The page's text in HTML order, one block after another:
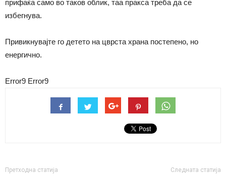
прифаќа само во таков облик, таа пракса треба да се
избегнува.
Привикнувајте го детето на цврста храна постепено, но
енергично.
Error9 Error9
Претходна статија Следната статија